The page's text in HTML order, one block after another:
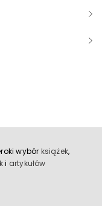
wybór książek,
i artykułów